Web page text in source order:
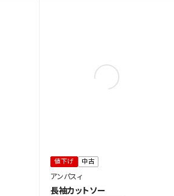
値下げ 中古
アンパスィ
長袖カットソー